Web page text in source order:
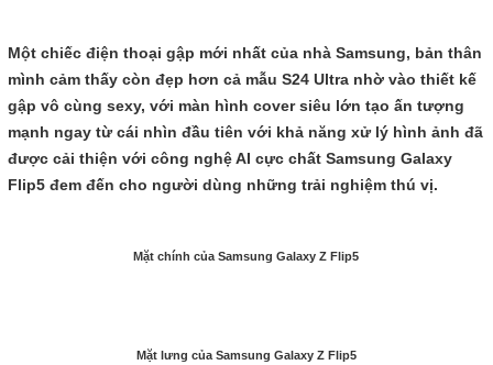
Một chiếc điện thoại gập mới nhất của nhà Samsung, bản thân
mình cảm thấy còn đẹp hơn cả mẫu S24 Ultra nhờ vào thiết kế
gập vô cùng sexy, với màn hình cover siêu lớn tạo ấn tượng
mạnh ngay từ cái nhìn đầu tiên với khả năng xử lý hình ảnh đã
được cải thiện với công nghệ AI cực chất Samsung Galaxy
Flip5 đem đến cho người dùng những trải nghiệm thú vị.
Mặt chính của Samsung Galaxy Z Flip5
Mặt lưng của Samsung Galaxy Z Flip5